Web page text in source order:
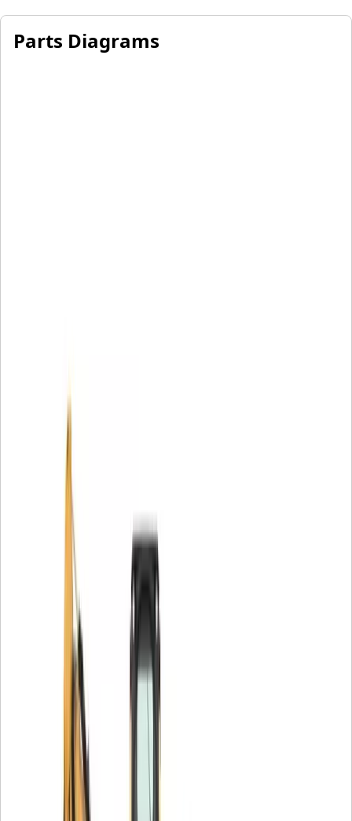
Parts Diagrams